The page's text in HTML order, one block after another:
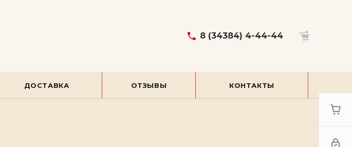
8 (34384) 4-44-44
ДОСТАВКА ОТЗЫВЫ КОНТАКТЫ